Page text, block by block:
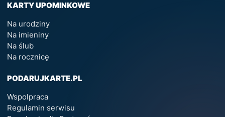
KARTY UPOMINKOWE
Na urodziny
Na imieniny
Na ślub
Na rocznicę
PODARUJKARTE.PL
Wspolpraca
Regulamin serwisu